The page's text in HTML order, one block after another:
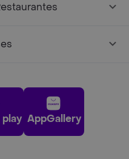
AppGallery